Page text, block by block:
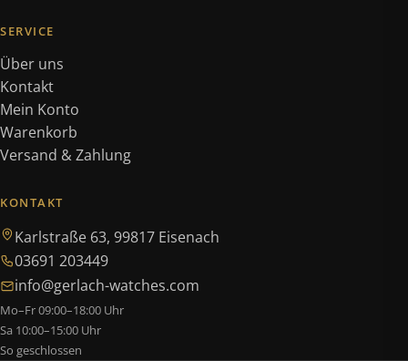
SERVICE
Über uns
Kontakt
Mein Konto
Warenkorb
Versand & Zahlung
KONTAKT
Karlstraße 63, 99817 Eisenach
03691 203449
info@gerlach-watches.com
Mo–Fr 09:00–18:00 Uhr
Sa 10:00–15:00 Uhr
So geschlossen